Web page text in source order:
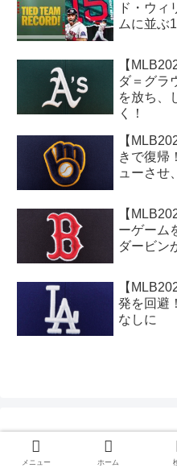
ド・ウィ
ムに並ぶ
【
ダ＝グラ
を放ち、
く！
【
きで復帰
ューさせ
【
ーゲーム
ダービン
【
発を回避
なしに
メニュー ホーム